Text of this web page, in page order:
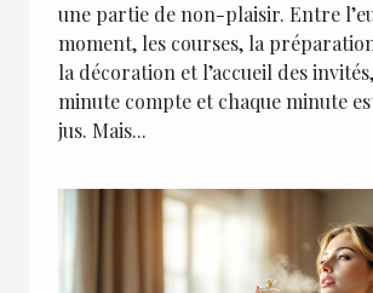
une partie de non-plaisir. Entre
moment, les courses, la
la décoration et l’accueil des
minute compte et chaque minute
jus. Mais...